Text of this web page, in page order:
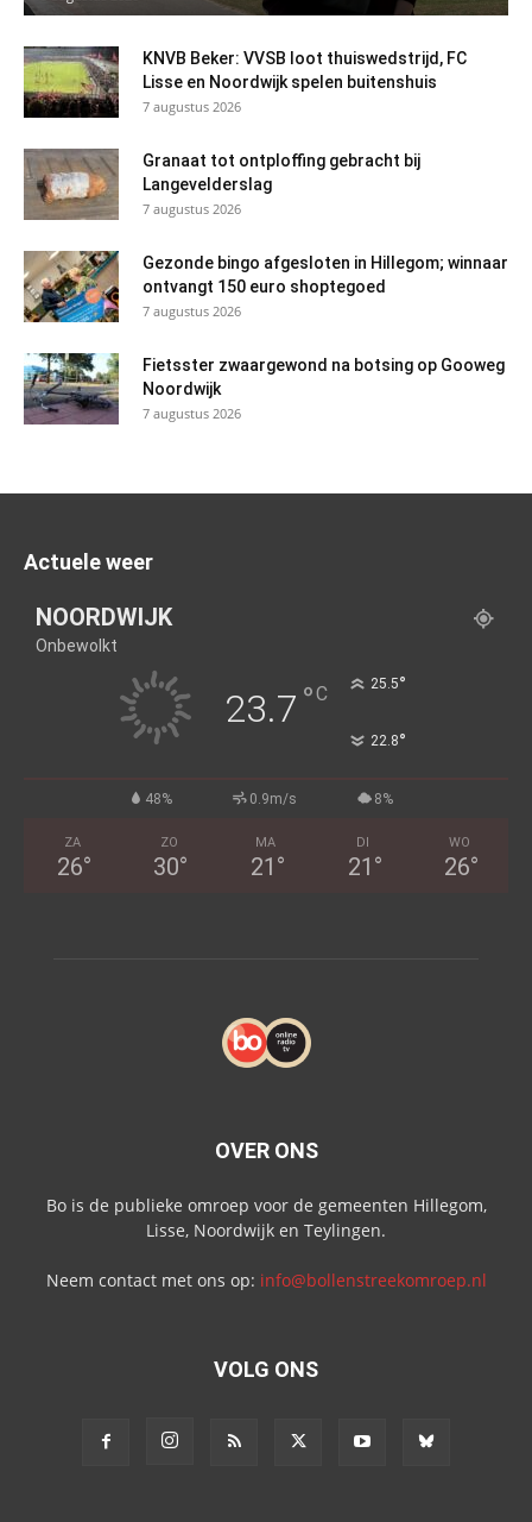
KNVB Beker: VVSB loot thuiswedstrijd, FC
Lisse en Noordwijk spelen buitenshuis
7 augustus 2026
Granaat tot ontploffing gebracht bij
Langevelderslag
7 augustus 2026
Gezonde bingo afgesloten in Hillegom; winnaar
ontvangt 150 euro shoptegoed
7 augustus 2026
Fietsster zwaargewond na botsing op Gooweg
Noordwijk
7 augustus 2026
Actuele weer
NOORDWIJK
Onbewolkt
23.7 °C 25.5°
22.8°
48% 0.9m/s 8%
ZA
26°
ZO
30°
MA
21 °
DI
21 °
WO
26°
OVER ONS
Bo is de publieke omroep voor de gemeenten Hillegom,
Lisse, Noordwijk en Teylingen.
Neem contact met ons op: info@bollenstreekomroep.nl
VOLG ONS